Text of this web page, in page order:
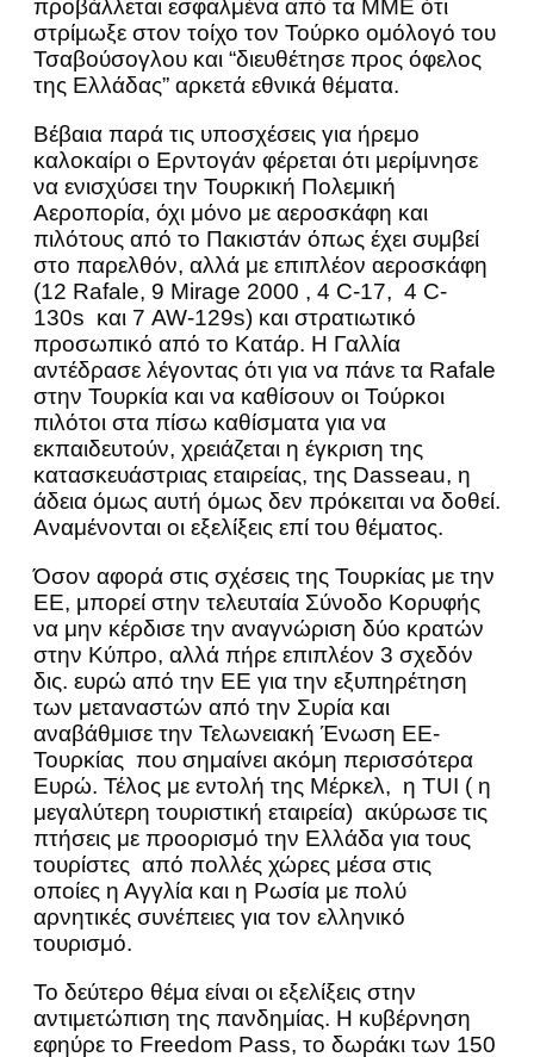
προβάλλεται εσφαλμένα από τα ΜΜΕ ότι
στρίμωξε στον τοίχο τον Τούρκο ομόλογό του
Τσαβούσογλου και “διευθέτησε προς όφελος
της Ελλάδας” αρκετά εθνικά θέματα.
Βέβαια παρά τις υποσχέσεις για ήρεμο
καλοκαίρι ο Ερντογάν φέρεται ότι μερίμνησε
να ενισχύσει την Τουρκική Πολεμική
Αεροπορία, όχι μόνο με αεροσκάφη και
πιλότους από το Πακιστάν όπως έχει συμβεί
στο παρελθόν, αλλά με επιπλέον αεροσκάφη
(12 Rafale, 9 Mirage 2000 , 4 C-17, 4 C-
130s και 7 AW-129s) και στρατιωτικό
προσωπικό από το Κατάρ. Η Γαλλία
αντέδρασε λέγοντας ότι για να πάνε τα Rafale
στην Τουρκία και να καθίσουν οι Τούρκοι
πιλότοι στα πίσω καθίσματα για να
εκπαιδευτούν, χρειάζεται η έγκριση της
κατασκευάστριας εταιρείας, της Dasseau, η
άδεια όμως αυτή όμως δεν πρόκειται να δoθεί.
Αναμένονται οι εξελίξεις επί του θέματος.
Όσον αφορά στις σχέσεις της Τουρκίας με την
ΕΕ, μπορεί στην τελευταία Σύνοδο Κορυφής
να μην κέρδισε την αναγνώριση δύο κρατών
στην Κύπρο, αλλά πήρε επιπλέον 3 σχεδόν
δις. ευρώ από την ΕΕ για την εξυπηρέτηση
των μεταναστών από την Συρία και
αναβάθμισε την Τελωνειακή Ένωση ΕΕ-
Τουρκίας που σημαίνει ακόμη περισσότερα
Ευρώ. Τέλος με εντολή της Μέρκελ, η TUI ( η
μεγαλύτερη τουριστική εταιρεία) ακύρωσε τις
πτήσεις με προορισμό την Ελλάδα για τους
τουρίστες από πολλές χώρες μέσα στις
οποίες η Αγγλία και η Ρωσία με πολύ
αρνητικές συνέπειες για τον ελληνικό
τουρισμό.
Το δεύτερο θέμα είναι οι εξελίξεις στην
αντιμετώπιση της πανδημίας. Η κυβέρνηση
εφηύρε το Freedom Pass, το δωράκι των 150